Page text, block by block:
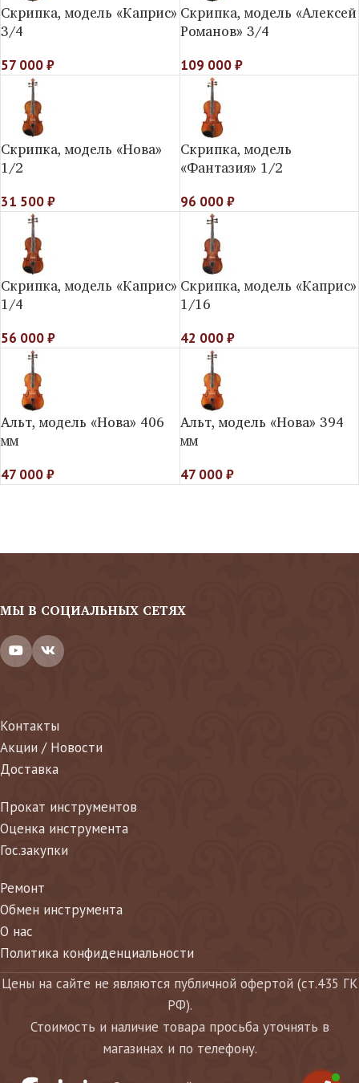
Скрипка, модель «Каприс»
3/4
57 000₽
Скрипка, модель «Алексей
Романов» 3/4
109 000₽
Скрипка, модель «Нова»
1/2
31 500₽
Скрипка, модель
«Фантазия» 1/2
96 000₽
Скрипка, модель «Каприс»
1/4
56 000₽
Скрипка, модель «Каприс»
1/16
42 000₽
Альт, модель «Нова» 406
мм
47 000₽
Альт, модель «Нова» 394
мм
47 000₽
МЫ В СОЦИАЛЬНЫХ СЕТЯХ
Контакты
Акции / Новости
Доставка
Прокат инструментов
Оценка инструмента
Гос.закупки
Ремонт
Обмен инструмента
О нас
Политика конфиденциальности
Цены на сайте не являются публичной офертой (ст.435 ГК
РФ).
Стоимость и наличие товара просьба уточнять в
магазинах и по телефону.